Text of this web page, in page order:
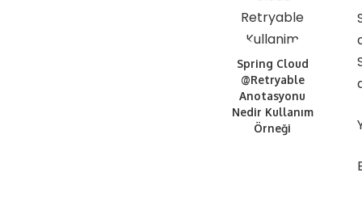
Spring Cloud
@Retryable
Anotasyonu
Nedir Kullanım
Örneği